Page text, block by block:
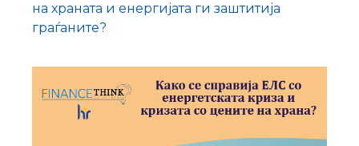
на храната и енергијата ги заштитија
граѓаните?